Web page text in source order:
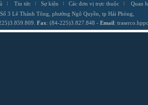
Tin tức Sự kiện Các đơn vị trực thuộc
Quan
3 Lê Thánh Tông, phường Ngô Quyền, tp Hải Phòng,
Fax: (84-225)3.827.848 - Email: